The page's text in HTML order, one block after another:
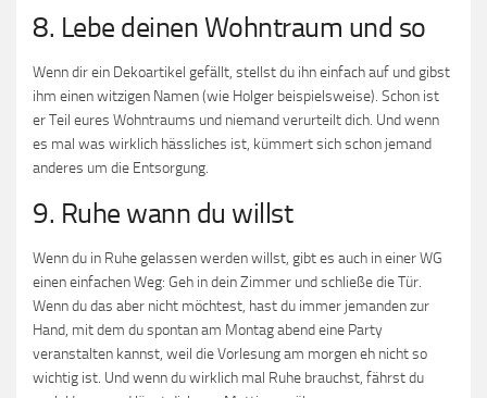
8. Lebe deinen Wohntraum und so
Wenn dir ein Dekoartikel gefällt, stellst du ihn einfach auf und gibst
ihm einen witzigen Namen (wie Holger beispielsweise). Schon ist
er Teil eures Wohntraums und niemand verurteilt dich. Und wenn
es mal was wirklich hässliches ist, kümmert sich schon jemand
anderes um die Entsorgung.
9. Ruhe wann du willst
Wenn du in Ruhe gelassen werden willst, gibt es auch in einer WG
einen einfachen Weg: Geh in dein Zimmer und schließe die Tür.
Wenn du das aber nicht möchtest, hast du immer jemanden zur
Hand, mit dem du spontan am Montag abend eine Party
veranstalten kannst, weil die Vorlesung am morgen eh nicht so
wichtig ist. Und wenn du wirklich mal Ruhe brauchst, fährst du